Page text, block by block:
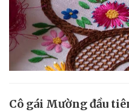
Cô gái Mường đầu